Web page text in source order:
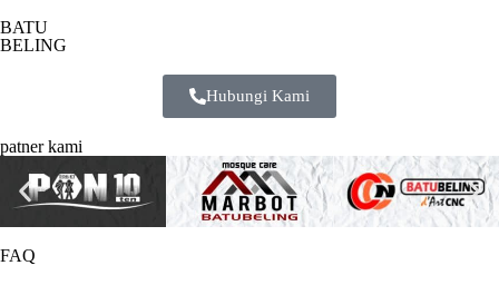
BATU
BELING
Hubungi Kami
patner kami
FAQ